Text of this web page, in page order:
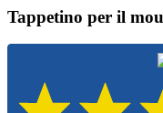
Tappetino per il